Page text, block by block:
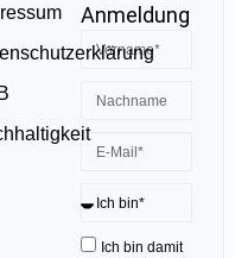
Anmeldung
Ich bin damit